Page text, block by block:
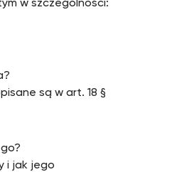
w szczególności:
są w art. 18 §
i jak jego